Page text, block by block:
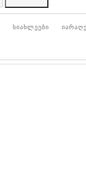
სიახლეები